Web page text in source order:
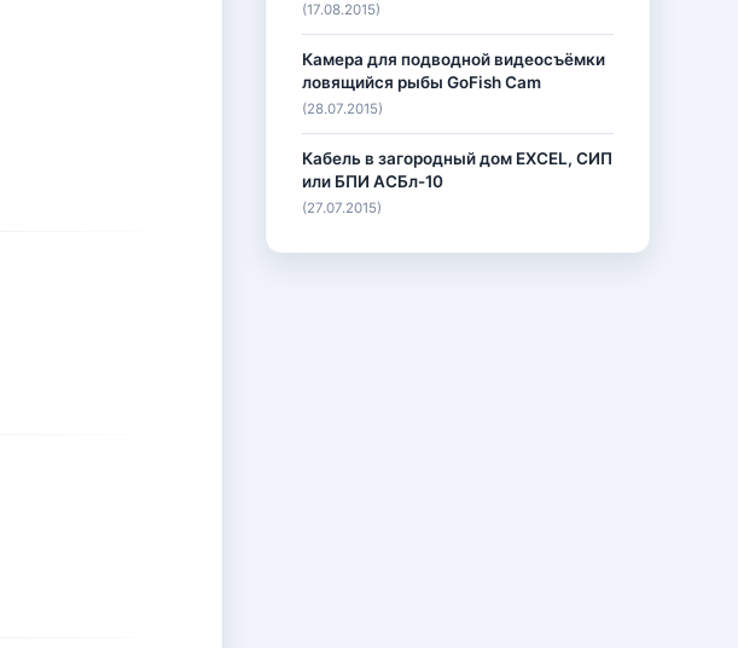
(17.08.2015)
Камера для подводной видеосъёмки
ловящийся рыбы GoFish Cam
(28.07.2015)
Кабель в загородный дом EXCEL, СИП
или БПИ АСБл-10
(27.07.2015)